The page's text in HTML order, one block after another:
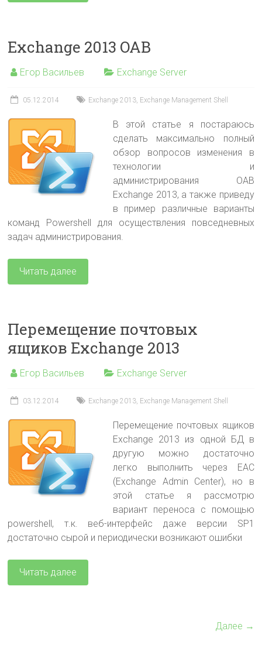
Exchange 2013 OAB
Егор Васильев Exchange Server
05.12.2014 Exchange 2013, Exchange Management Shell
В этой статье я постараюсь
сделать максимально полный
обзор вопросов изменения в
технологии и
администрирования OAB
Exchange 2013, а также приведу
в пример различные варианты
команд Powershell для осуществления повседневных
задач администрирования.
Читать далее
Перемещение почтовых
ящиков Exchange 2013
Егор Васильев Exchange Server
03.12.2014 Exchange 2013, Exchange Management Shell
Перемещение почтовых ящиков
Exchange 2013 из одной БД в
другую можно достаточно
легко выполнить через EAC
(Exchange Admin Center), но в
этой статье я рассмотрю
вариант переноса с помощью
powershell, т.к. веб-интерфейс даже версии SP1
достаточно сырой и периодически возникают ошибки
Читать далее
Далее →